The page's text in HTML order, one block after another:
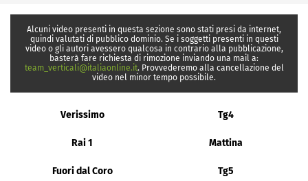
Alcuni video presenti in questa sezione sono stati presi da internet,
quindi valutati di pubblico dominio. Se i soggetti presenti in questi
video o gli autori avessero qualcosa in contrario alla pubblicazione,
basterà fare richiesta di rimozione inviando una mail a:
team_verticali@italiaonline.it. Provvederemo alla cancellazione del
video nel minor tempo possibile.
Verissimo Tg4
Rai 1 Mattina
Fuori dal Coro Tg5